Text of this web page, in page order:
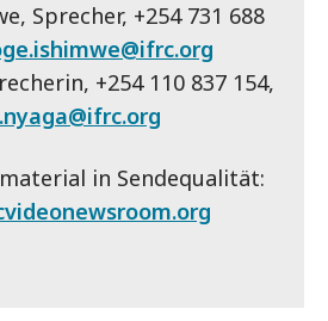
Sprecher, +254 731 688
+254 110 837 154,
in Sendequalität: